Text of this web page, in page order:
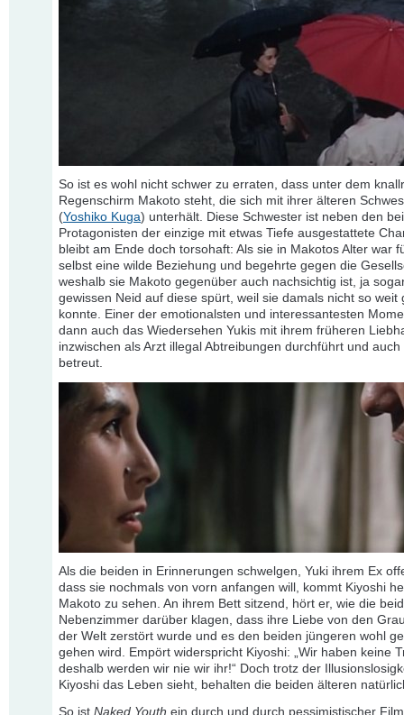
So ist es wohl nicht schwer zu erraten, dass unter dem
Regenschirm Makoto steht, die sich mit ihrer älteren
(Yoshiko Kuga) unterhält. Diese Schwester ist neben den
Protagonisten der einzige mit etwas Tiefe ausgestattete
bleibt am Ende doch torsohaft: Als sie in Makotos Alter war
selbst eine wilde Beziehung und begehrte gegen die
weshalb sie Makoto gegenüber auch nachsichtig ist, ja
gewissen Neid auf diese spürt, weil sie damals nicht so weit
konnte. Einer der emotionalsten und interessantesten
dann auch das Wiedersehen Yukis mit ihrem früheren
inzwischen als Arzt illegal Abtreibungen durchführt und auch
betreut.
Als die beiden in Erinnerungen schwelgen, Yuki ihrem Ex
dass sie nochmals von vorn anfangen will, kommt Kiyoshi
Makoto zu sehen. An ihrem Bett sitzend, hört er, wie die
Nebenzimmer darüber klagen, dass ihre Liebe von den
der Welt zerstört wurde und es den beiden jüngeren wohl
gehen wird. Empört widerspricht Kiyoshi: „Wir haben keine
deshalb werden wir nie wir ihr!“ Doch trotz der
Kiyoshi das Leben sieht, behalten die beiden älteren
So ist Naked Youth ein durch und durch pessimistischer